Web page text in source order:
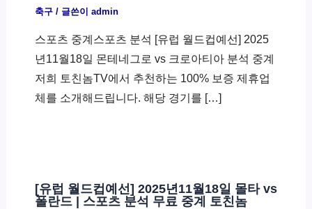
축구/ 글쓴이 admin
스포츠 중계스포츠 분석 [유럽 월드컵예선] 2025
년11월18일 몬테네그로 vs 크로아티아 분석 중계
저희 토친놈TV에서 추천하는 100% 보증 제휴업
체를 소개해드립니다. 해당 경기를 […]
[유럽 월드컵예선] 2025년11월18일 몰타 vs
폴란드 | 스포츠 분석 무료 중계 토친놈